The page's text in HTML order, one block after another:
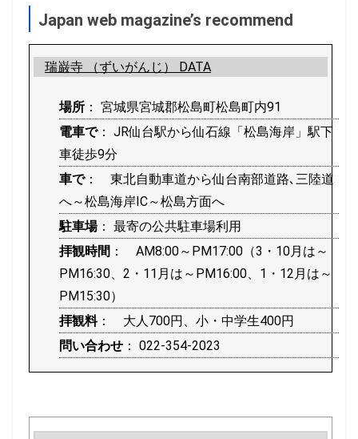
Japan web magazine’s recommend
瑞巌寺 （ずいがんじ） DATA
場所 ： 宮城県宮城郡松島町松島町内91
電車で： JR仙台駅から仙石線「松島海岸」駅下
車徒歩9分
車で： 東北自動車道から仙台南部道路､三陸道
へ～松島海岸IC～松島方面へ
駐車場： 最寄の公共駐車場利用
拝観時間 ： AM8:00～PM17:00（3・10月は～
PM16:30、2・11月は～PM16:00、1・12月は～
PM15:30）
拝観料： 大人700円、小・中学生400円
問い合わせ ： 022-354-2023